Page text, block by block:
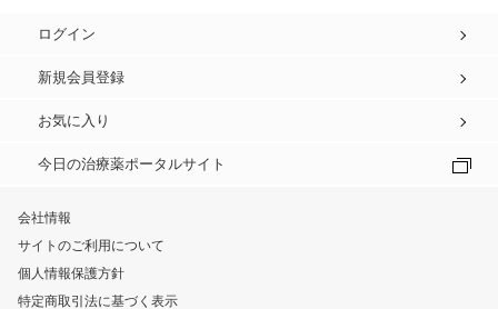
ログイン
新規会員登録
お気に入り
今日の治療薬ポータルサイト
会社情報
サイトのご利用について
個人情報保護方針
特定商取引法に基づく表示